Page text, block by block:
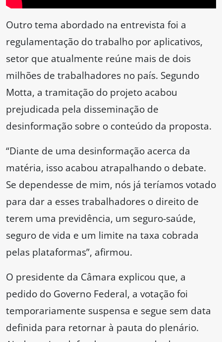
Outro tema abordado na entrevista foi a
regulamentação do trabalho por aplicativos,
setor que atualmente reúne mais de dois
milhões de trabalhadores no país. Segundo
Motta, a tramitação do projeto acabou
prejudicada pela disseminação de
desinformação sobre o conteúdo da proposta.
“Diante de uma desinformação acerca da
matéria, isso acabou atrapalhando o debate.
Se dependesse de mim, nós já teríamos votado
para dar a esses trabalhadores o direito de
terem uma previdência, um seguro-saúde,
seguro de vida e um limite na taxa cobrada
pelas plataformas”, afirmou.
O presidente da Câmara explicou que, a
pedido do Governo Federal, a votação foi
temporariamente suspensa e segue sem data
definida para retornar à pauta do plenário.